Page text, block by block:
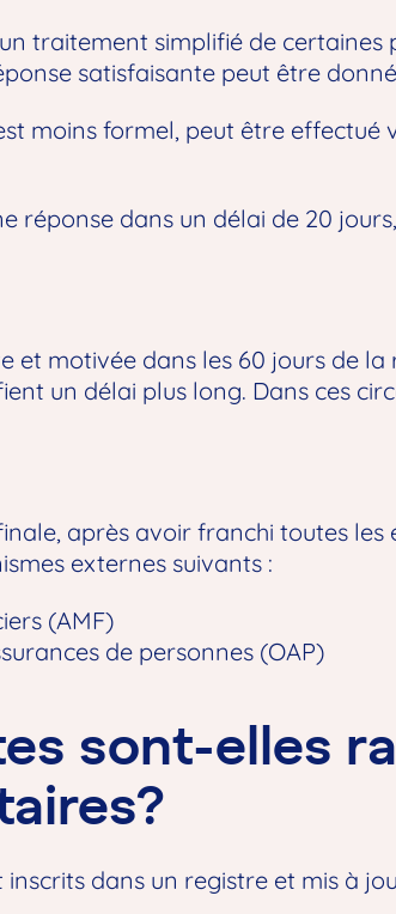
traitement simplifié de certaines
satisfaisante peut être
moins formel, peut être effectué
réponse dans un délai de 20
motivée dans les 60 jours de
un délai plus long. Dans ces
après avoir franchi toutes
externes suivants :
(AMF)
de personnes (OAP)
sont-elles
dans un registre et mis à